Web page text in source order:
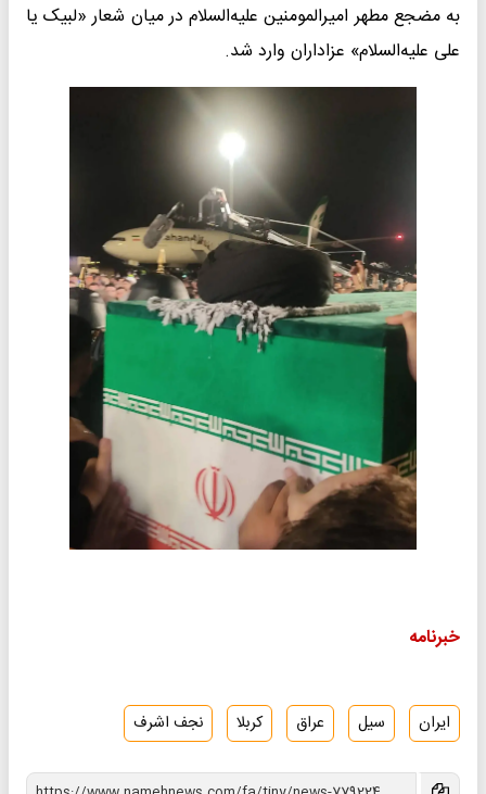
به مضجع مطهر امیرالمومنین علیه‌السلام در میان شعار «لبیک یا
علی علیه‌السلام» عزاداران وارد شد.
خبرنامه
ایران سیل عراق کربلا نجف اشرف